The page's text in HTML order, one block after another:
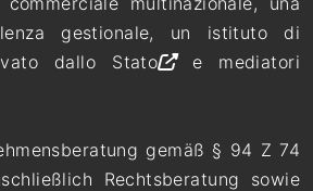
gestionale, un istituto di
dallo Stato
e mediatori
gemäß § 94 Z 74
Rechtsberatung sowie